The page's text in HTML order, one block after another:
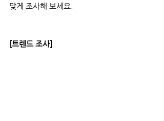
맞게 조사해 보세요.
[트렌드 조사]